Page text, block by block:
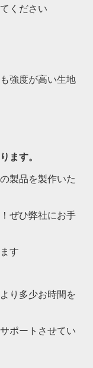
ください
強度が高い生地
ます。
製品を製作いた
ぜひ弊社にお手
す
り多少お時間を
ポートさせてい